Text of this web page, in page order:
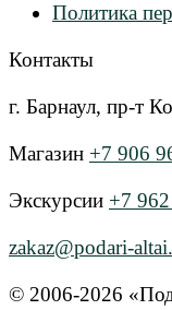
Политика
Контакты
г. Барнаул, пр-т
Магазин +7 906
Экскурсии +7
zakaz@podari-
© 2006-2026